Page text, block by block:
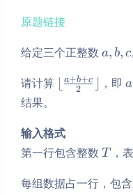
原题链接
给定三个正整数 a,b,c
a, b, c
请计算
{2}⌋
2
a+b+c ，即 a
结果。
输入格式
第一行包含整数 T
T ，
每组数据占一行，包